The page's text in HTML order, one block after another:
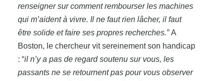
renseigner sur comment rembourser les machines
qui m’aident à vivre. Il ne faut rien lâcher, il faut
être solide et faire ses propres recherches.”A
Boston, le chercheur vit sereinement son handicap
: “il n’y a pas de regard soutenu sur vous, les
passants ne se retournent pas pour vous observer